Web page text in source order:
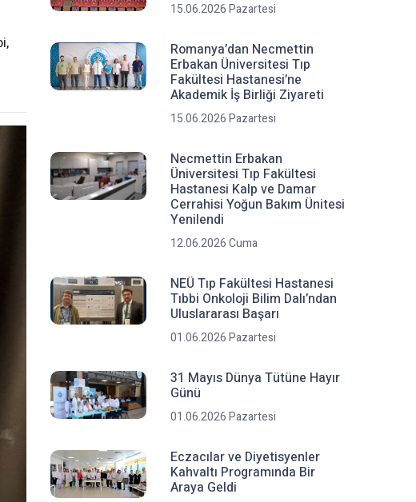
15.06.2026 Pazartesi
Romanya’dan Necmettin
Erbakan Üniversitesi Tıp
Fakültesi Hastanesi’ne
Akademik İş Birliği Ziyareti
15.06.2026 Pazartesi
Necmettin Erbakan
Üniversitesi Tıp Fakültesi
Hastanesi Kalp ve Damar
Cerrahisi Yoğun Bakım Ünitesi
Yenilendi
12.06.2026 Cuma
NEÜ Tıp Fakültesi Hastanesi
Tıbbi Onkoloji Bilim Dalı’ndan
Uluslararası Başarı
01.06.2026 Pazartesi
31 Mayıs Dünya Tütüne Hayır
Günü
01.06.2026 Pazartesi
Eczacılar ve Diyetisyenler
Kahvaltı Programında Bir
Araya Geldi